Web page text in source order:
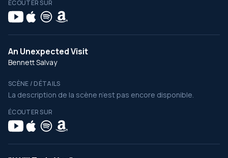
ÉCOUTER SUR
An Unexpected Visit
Bennett Salvay
SCÈNE / DÉTAILS
La description de la scène n’est pas encore disponible.
ÉCOUTER SUR